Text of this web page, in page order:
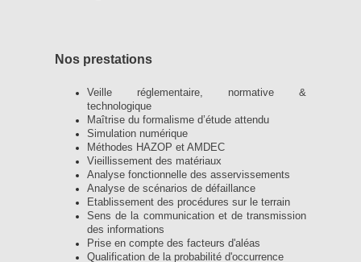
Nos prestations
Veille réglementaire, normative &
technologique
Maîtrise du formalisme d’étude attendu
Simulation numérique
Méthodes HAZOP et AMDEC
Vieillissement des matériaux
Analyse fonctionnelle des asservissements
Analyse de scénarios de défaillance
Etablissement des procédures sur le terrain
Sens de la communication et de transmission
des informations
Prise en compte des facteurs d'aléas
Qualification de la probabilité d'occurrence